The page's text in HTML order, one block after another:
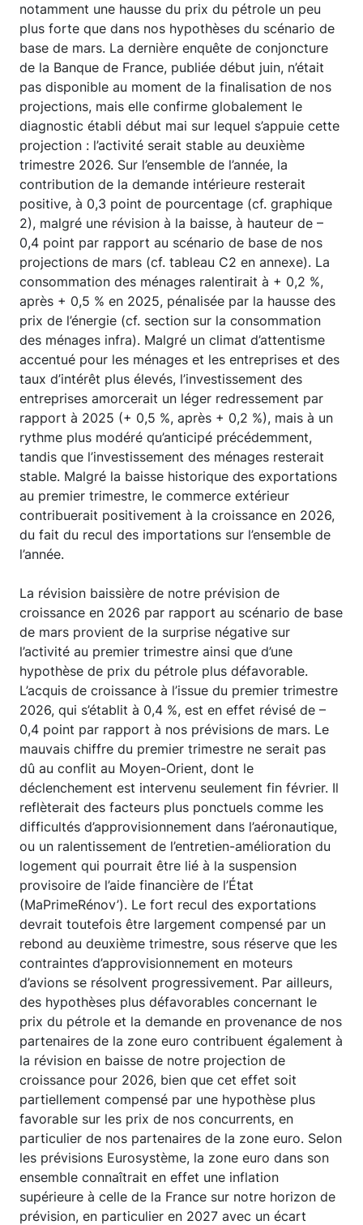
notamment une hausse du prix du pétrole un peu
plus forte que dans nos hypothèses du scénario de
base de mars. La dernière enquête de conjoncture
de la Banque de France, publiée début juin, n’était
pas disponible au moment de la finalisation de nos
projections, mais elle confirme globalement le
diagnostic établi début mai sur lequel s’appuie cette
projection : l’activité serait stable au deuxième
trimestre 2026. Sur l’ensemble de l’année, la
contribution de la demande intérieure resterait
positive, à 0,3 point de pourcentage (cf. graphique
2), malgré une révision à la baisse, à hauteur de –
0,4 point par rapport au scénario de base de nos
projections de mars (cf. tableau C2 en annexe). La
consommation des ménages ralentirait à + 0,2 %,
après + 0,5 % en 2025, pénalisée par la hausse des
prix de l’énergie (cf. section sur la consommation
des ménages infra). Malgré un climat d’attentisme
accentué pour les ménages et les entreprises et des
taux d’intérêt plus élevés, l’investissement des
entreprises amorcerait un léger redressement par
rapport à 2025 (+ 0,5 %, après + 0,2 %), mais à un
rythme plus modéré qu’anticipé précédemment,
tandis que l’investissement des ménages resterait
stable. Malgré la baisse historique des exportations
au premier trimestre, le commerce extérieur
contribuerait positivement à la croissance en 2026,
du fait du recul des importations sur l’ensemble de
l’année.
La révision baissière de notre prévision de
croissance en 2026 par rapport au scénario de base
de mars provient de la surprise négative sur
l’activité au premier trimestre ainsi que d’une
hypothèse de prix du pétrole plus défavorable.
L’acquis de croissance à l’issue du premier trimestre
2026, qui s’établit à 0,4 %, est en effet révisé de –
0,4 point par rapport à nos prévisions de mars. Le
mauvais chiffre du premier trimestre ne serait pas
dû au conflit au Moyen-Orient, dont le
déclenchement est intervenu seulement fin février. Il
reflèterait des facteurs plus ponctuels comme les
difficultés d’approvisionnement dans l’aéronautique,
ou un ralentissement de l’entretien-amélioration du
logement qui pourrait être lié à la suspension
provisoire de l’aide financière de l’État
(MaPrimeRénov’). Le fort recul des exportations
devrait toutefois être largement compensé par un
rebond au deuxième trimestre, sous réserve que les
contraintes d’approvisionnement en moteurs
d’avions se résolvent progressivement. Par ailleurs,
des hypothèses plus défavorables concernant le
prix du pétrole et la demande en provenance de nos
partenaires de la zone euro contribuent également à
la révision en baisse de notre projection de
croissance pour 2026, bien que cet effet soit
partiellement compensé par une hypothèse plus
favorable sur les prix de nos concurrents, en
particulier de nos partenaires de la zone euro. Selon
les prévisions Eurosystème, la zone euro dans son
ensemble connaîtrait en effet une inflation
supérieure à celle de la France sur notre horizon de
prévision, en particulier en 2027 avec un écart